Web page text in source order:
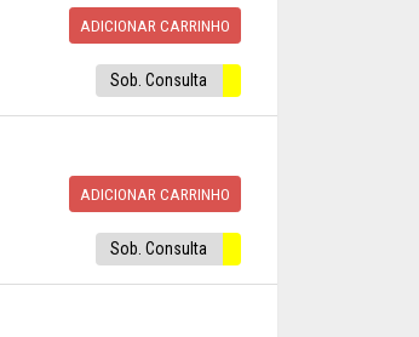
ADICIONAR CARRINHO
Sob. Consulta
ADICIONAR CARRINHO
Sob. Consulta